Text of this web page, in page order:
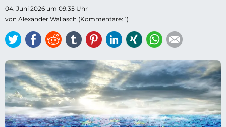
04. Juni 2026 um 09:35 Uhr
von Alexander Wallasch (Kommentare: 1)
TwitterFacebook
ReddittumblrPinterestLinkedIn
Xing WhatsApp